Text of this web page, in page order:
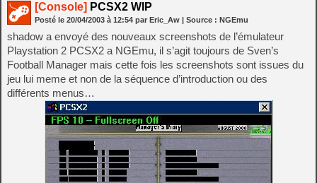
[Console] PCSX2 WIP
Posté le 20/04/2003 à 12:54 par Eric_Aw | Source : NGEmu
shadow a envoyé des nouveaux screenshots de l’émulateur
Playstation 2 PCSX2 a NGEmu, il s’agit toujours de Sven’s
Football Manager mais cette fois les screenshots sont issues du
jeu lui meme et non de la séquence d’introduction ou des
différents menus…